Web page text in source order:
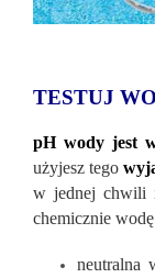
TESTUJ
pH wody jest
użyjesz tego
w jednej chwili
chemicznie
neutralna